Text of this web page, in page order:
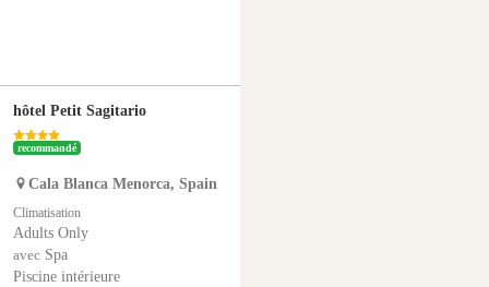
hôtel Petit Sagitario
recommandé
Cala Blanca Menorca, Spain
Climatisation
Adults Only
avec Spa
Piscine intérieure